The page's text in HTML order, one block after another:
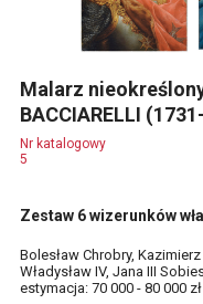
Malarz
BACCIARELLI
Nr katalogowy
5
Zestaw 6 wizerunków
Bolesław Chrobry,
Władysław IV, Jana III
estymacja: 70 000 - 80 000 zł